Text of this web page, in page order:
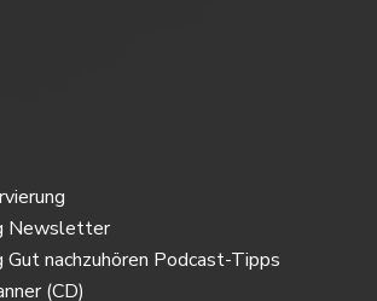
Newsletter
Gut nachzuhören Podcast-Tipps
(CD)